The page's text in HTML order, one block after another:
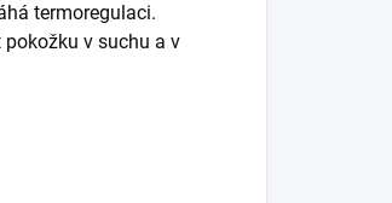
termoregulaci.
v suchu a v